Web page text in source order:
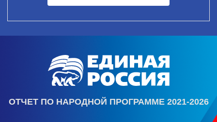
ОТЧЕТ ПО НАРОДНОЙ ПРОГРАММЕ 2021-2026